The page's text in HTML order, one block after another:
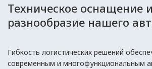
Техническое оснащение и
разнообразие нашего
Гибкость логистических решений
современным и многофункциональным